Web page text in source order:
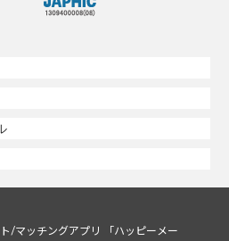
/マッチングアプリ 「ハッピーメー